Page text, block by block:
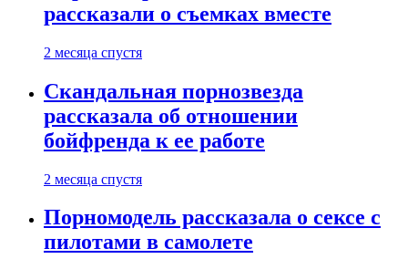
рассказали о съемках вместе
2 месяца спустя
Скандальная порнозвезда
рассказала об отношении
бойфренда к ее работе
2 месяца спустя
Порномодель рассказала о сексе с
пилотами в самолете